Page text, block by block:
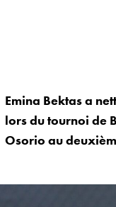
Emina Bektas a
lors du tournoi de
Osorio au